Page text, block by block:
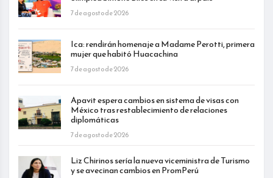
7 de agosto de 2026
Ica: rendirán homenaje a Madame Perotti, primera
mujer que habitó Huacachina
7 de agosto de 2026
Apavit espera cambios en sistema de visas con
México tras restablecimiento de relaciones
diplomáticas
7 de agosto de 2026
Liz Chirinos sería la nueva viceministra de Turismo
y se avecinan cambios en PromPerú